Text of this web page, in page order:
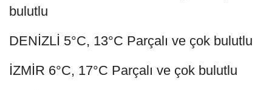
bulutlu
DENİZLİ 5°C, 13°C Parçalı ve çok bulutlu
İZMİR 6°C, 17°C Parçalı ve çok bulutlu